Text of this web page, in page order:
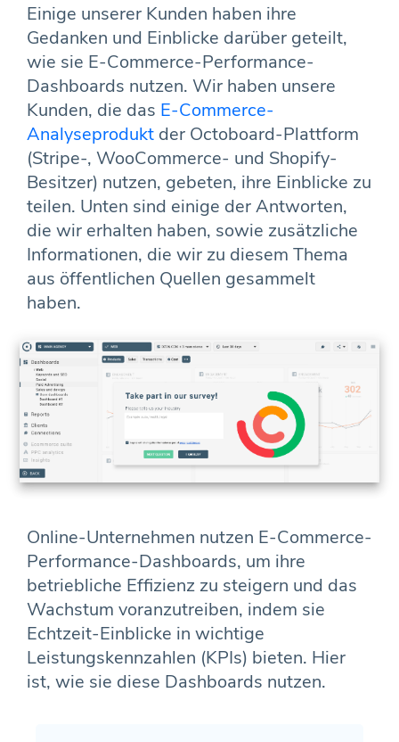
Einige unserer Kunden haben ihre
Gedanken und Einblicke darüber geteilt,
wie sie E-Commerce-Performance-
Dashboards nutzen. Wir haben unsere
Kunden, die das E-Commerce-
Analyseprodukt der Octoboard-Plattform
(Stripe-, WooCommerce- und Shopify-
Besitzer) nutzen, gebeten, ihre Einblicke zu
teilen. Unten sind einige der Antworten,
die wir erhalten haben, sowie zusätzliche
Informationen, die wir zu diesem Thema
aus öffentlichen Quellen gesammelt
haben.
Online-Unternehmen nutzen E-Commerce-
Performance-Dashboards, um ihre
betriebliche Effizienz zu steigern und das
Wachstum voranzutreiben, indem sie
Echtzeit-Einblicke in wichtige
Leistungskennzahlen (KPIs) bieten. Hier
ist, wie sie diese Dashboards nutzen.